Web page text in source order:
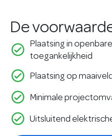
De
check_circle_outline Plaatsing in
toegankelijkheid
check_circle_outline Plaatsing op
check_circle_outline Minimale
check_circle_outline Uitsluitend